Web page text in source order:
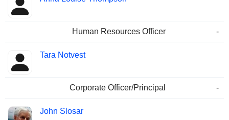
Human Resources Officer -
Tara Notvest
Corporate Officer/Principal -
John Slosar